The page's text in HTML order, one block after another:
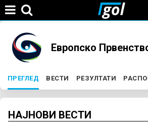
You
here
Европско
P
r
ПРЕГЛЕД (ACTIVE TAB)
ВЕСТИ РЕЗУЛТАТИ
НАЈНОВИ ВЕСТИ